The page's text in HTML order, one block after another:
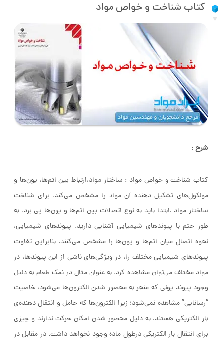
کتاب شناخت و خواص مواد
شرح :
کتاب شناخت و خواص مواد : ساختار مواد،ارتباط بین اتم‌‌ها، یون‌‌ها و
مولکول‌‌های تشکیل دهنده آن مواد را مشخص می‌‌کند. برای شناخت
ساختار مواد ،ابتدا باید به نوع اتصالات بین اتم‌‌ها و یون‌‌ها پی برد. به
طور حتم با پیوندهای شیمیایی آشنایی دارید. پیوندهای شیمیایی،
نحوه اتصال میان اتم‌‌ها و یون‌‌ها را مشخص می‌‌کنند. بنابراین تفاوت
پیوندهای شیمیایی مختلف را، در ویژگی‌های ناشی از این پیوندها، در
مواد مختلف می‌‌توان مشاهده کرد. به عنوان مثال در نمک طعام به دلیل
وجود پیوند یونی که منجر به محصور شدن الکترون‌‌ها می‌‌شود، خاصیت
“رسانایی” مشاهده نمی‌شود؛ زیرا الکترون‌‌ها که حامل و انتقال دهنده‌ی
بار الکتریکی هستند، به دلیل محصور شدن امکان حرکت ندارند و چیزی
برای انتقال بار الکتریکی درطول ماده وجود نخواهد داشت. در مقابل در